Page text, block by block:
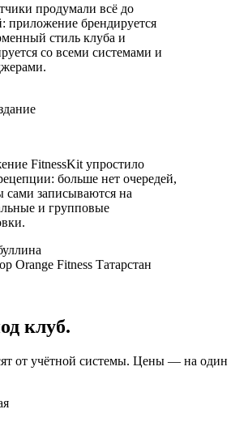
продумали всё до
приложение брендируется
стиль клуба и
со всеми системами и
FitnessKit упростило
больше нет очередей,
сами записываются на
и групповые
Orange Fitness Татарстан
клуб.
от учётной системы. Цены — на один